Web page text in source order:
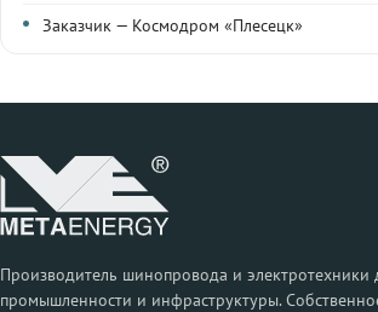
Заказчик — Космодром «Плесецк»
Производитель шинопровода и электротехники
промышленности и инфраструктуры.